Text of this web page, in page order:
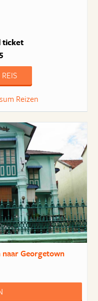
ticket
Reizen
Georgetown